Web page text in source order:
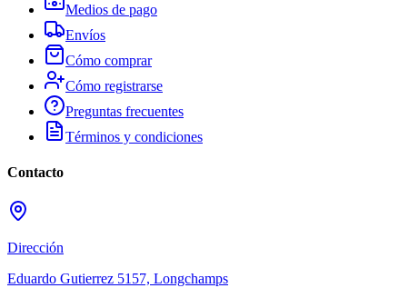
Medios de pago
Envíos
Cómo comprar
Cómo registrarse
Preguntas frecuentes
Términos y condiciones
Contacto
Dirección
Eduardo Gutierrez 5157, Longchamps